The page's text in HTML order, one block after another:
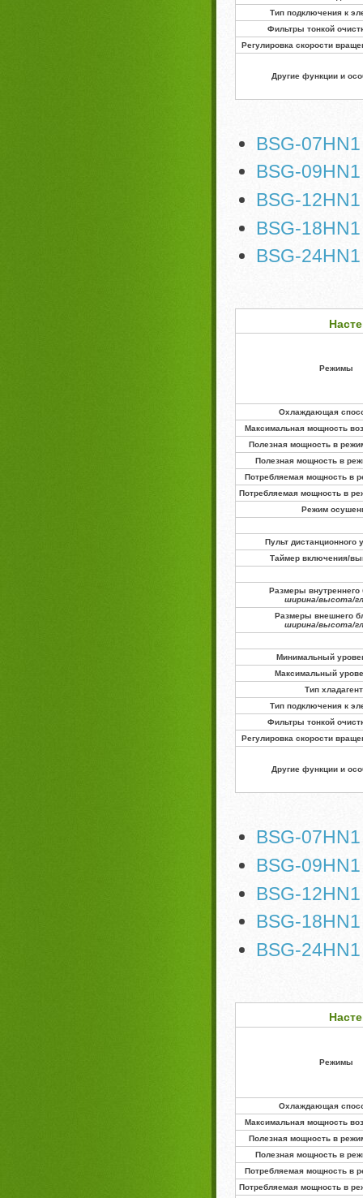
Тип подключения к
Фильтры тонкой
Регулировка скорости
Другие функции и
BSG-07HN1
BSG-09HN1
BSG-12HN1
BSG-18HN1
BSG-24HN1
Режимы
Охлаждающая
Максимальная мощность
Полезная мощность в
Полезная мощность в
Потребляемая мощность в
Потребляемая мощность в
Режим
Пульт дистанционного
Таймер включения/
Размеры внутреннего
ширина/высота/
Размеры внешнего
ширина/высота/
Минимальный
Максимальный
Тип
Тип подключения к
Фильтры тонкой
Регулировка скорости
Другие функции и
BSG-07HN1
BSG-09HN1
BSG-12HN1
BSG-18HN1
BSG-24HN1
Режимы
Охлаждающая
Максимальная мощность
Полезная мощность в
Полезная мощность в
Потребляемая мощность в
Потребляемая мощность в